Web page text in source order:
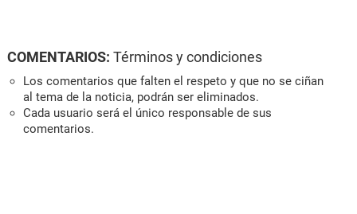
COMENTARIOS: Términos y condiciones
Los comentarios que falten el respeto y que no se ciñan
al tema de la noticia, podrán ser eliminados.
Cada usuario será el único responsable de sus
comentarios.